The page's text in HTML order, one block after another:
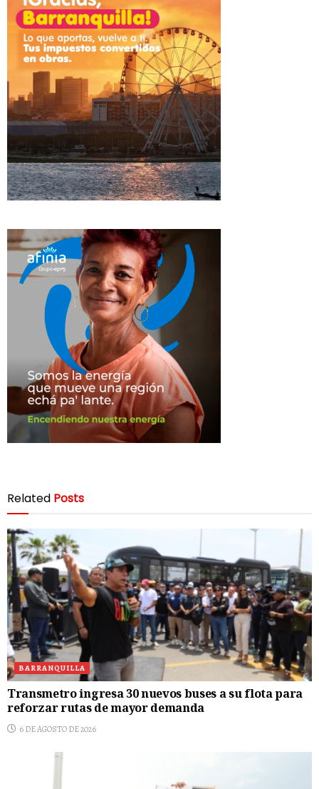
Related Posts
BARRANQUILLA
Transmetro ingresa 30 nuevos buses a su flota para
reforzar rutas de mayor demanda
6 DE AGOSTO DE 2026